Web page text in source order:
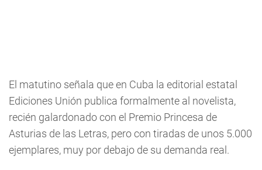
El matutino señala que en Cuba la editorial estatal
Ediciones Unión publica formalmente al novelista,
recién galardonado con el Premio Princesa de
Asturias de las Letras, pero con tiradas de unos 5.000
ejemplares, muy por debajo de su demanda real.